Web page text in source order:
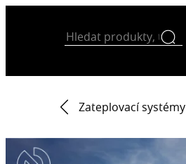
Zateplovací systémy